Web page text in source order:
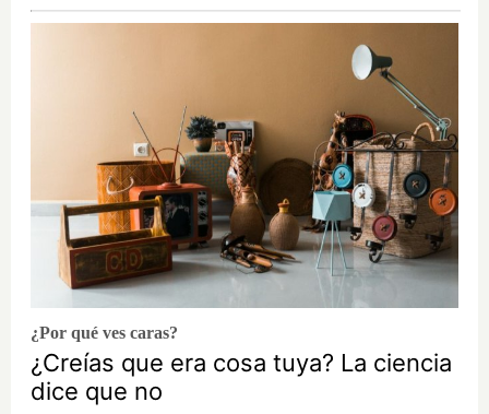
¿Por qué ves caras?
¿Creías que era cosa tuya? La ciencia
dice que no